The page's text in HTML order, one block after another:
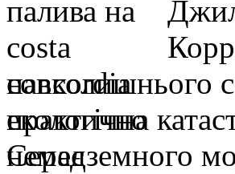
навколишнього
екологічна
Середземного